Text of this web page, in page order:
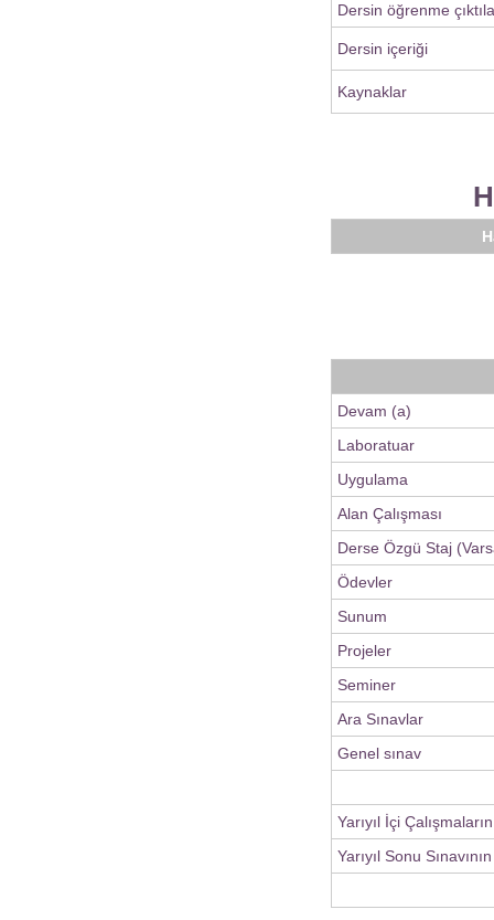
Dersin öğrenme
Dersin içeriği
Kaynaklar
Devam (a)
Laboratuar
Uygulama
Alan Çalışması
Derse Özgü Staj
Ödevler
Sunum
Projeler
Seminer
Ara Sınavlar
Genel sınav
Yarıyıl İçi
Yarıyıl Sonu